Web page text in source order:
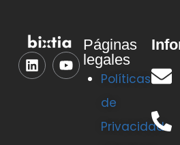
Páginas
legales
Políticas
de
Privacidad